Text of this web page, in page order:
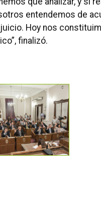
entendemos de
Hoy nos
finalizó.